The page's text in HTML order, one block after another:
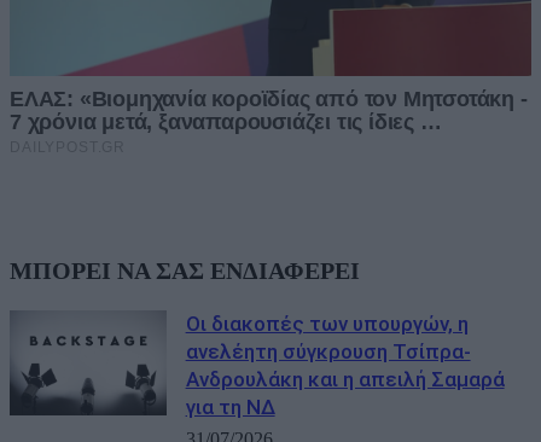
ΜΠΟΡΕΙ ΝΑ ΣΑΣ ΕΝΔΙΑΦΕΡΕΙ
Οι διακοπές των υπουργών, η
ανελέητη σύγκρουση Τσίπρα-
Ανδρουλάκη και η απειλή Σαμαρά
για τη ΝΔ